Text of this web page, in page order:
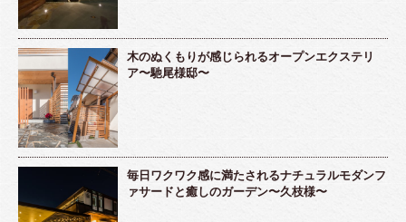
木のぬくもりが感じられるオープンエクステリ
ア〜馳尾様邸〜
毎日ワクワク感に満たされるナチュラルモダンフ
ァサードと癒しのガーデン〜久枝様〜